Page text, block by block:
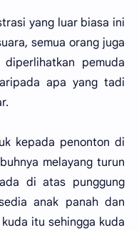
yang luar biasa ini
semua orang juga
pemuda
apa yang tadi
kepada penonton di
melayang turun
di atas punggung
anak panah dan
itu sehingga kuda